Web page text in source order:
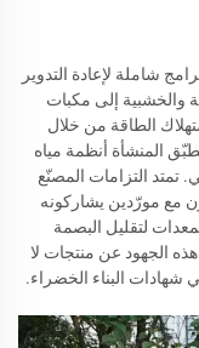
شاملة لإعادة التدوير
والخشبية إلى مكبات
الطاقة من خلال
المنشأة أنظمة مياه
تمتد التزامات المصنّع
مع مورّدين يشاركونه
لتقليل البصمة
الجهود عن منتجات لا
شهادات البناء الخضراء.